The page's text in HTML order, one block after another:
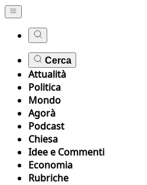
Cerca
Attualità
Politica
Mondo
Agorà
Podcast
Chiesa
Idee e Commenti
Economia
Rubriche